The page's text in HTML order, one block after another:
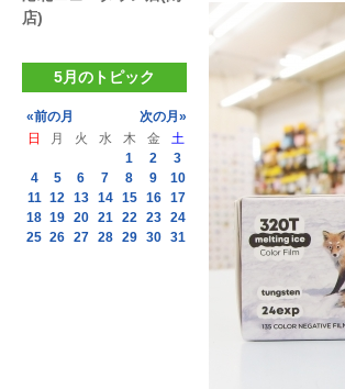
店)
5月のトピック
«前の月
次の月»
日
月 火 水 木 金
土
1
2
3
4
5 6 7 8 9
10
11 12 13 14 15 16 17
18 19 20 21 22 23 24
25 26 27 28 29 30 31